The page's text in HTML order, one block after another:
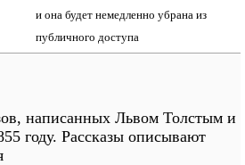
и она будет немедленно убрана из
публичного доступа
написанных Львом Толстым и
году. Рассказы описывают